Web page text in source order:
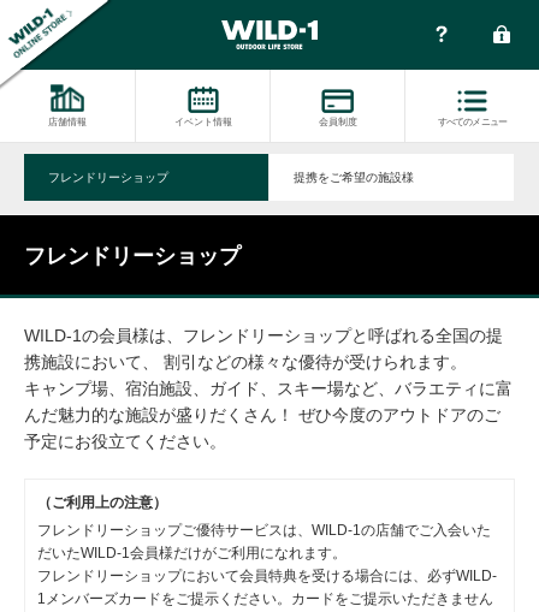
店舗情報 イベント情報 会員制度 すべてのメニュー
フレンドリーショップ 提携をご希望の施設様
フレンドリーショップ
WILD-1の会員様は、フレンドリーショップと呼ばれる全国の提
携施設において、 割引などの様々な優待が受けられます。
キャンプ場、宿泊施設、ガイド、スキー場など、バラエティに富
んだ魅力的な施設が盛りだくさん！ ぜひ今度のアウトドアのご
予定にお役立てください。
（ご利用上の注意）
フレンドリーショップご優待サービスは、WILD-1の店舗でご入会いた
だいたWILD-1会員様だけがご利用になれます。
フレンドリーショップにおいて会員特典を受ける場合には、必ずWILD-
1メンバーズカードをご提示ください。カードをご提示いただきません